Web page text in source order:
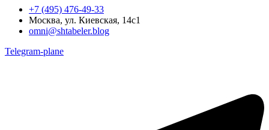
+7 (495) 476-49-33
Москва, ул. Киевская, 14с1
omni@shtabeler.blog
Telegram-plane